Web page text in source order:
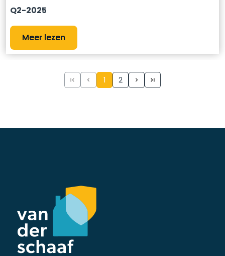
Q2-2025
Meer lezen
1 2